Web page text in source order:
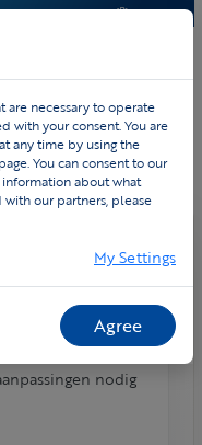
CONTACT & HELP OFFERTE
artikels
op alle andere
nodig
are necessary to operate
with your consent. You are
any time by using the
You can consent to our
about what
our partners, please
My Settings
Agree